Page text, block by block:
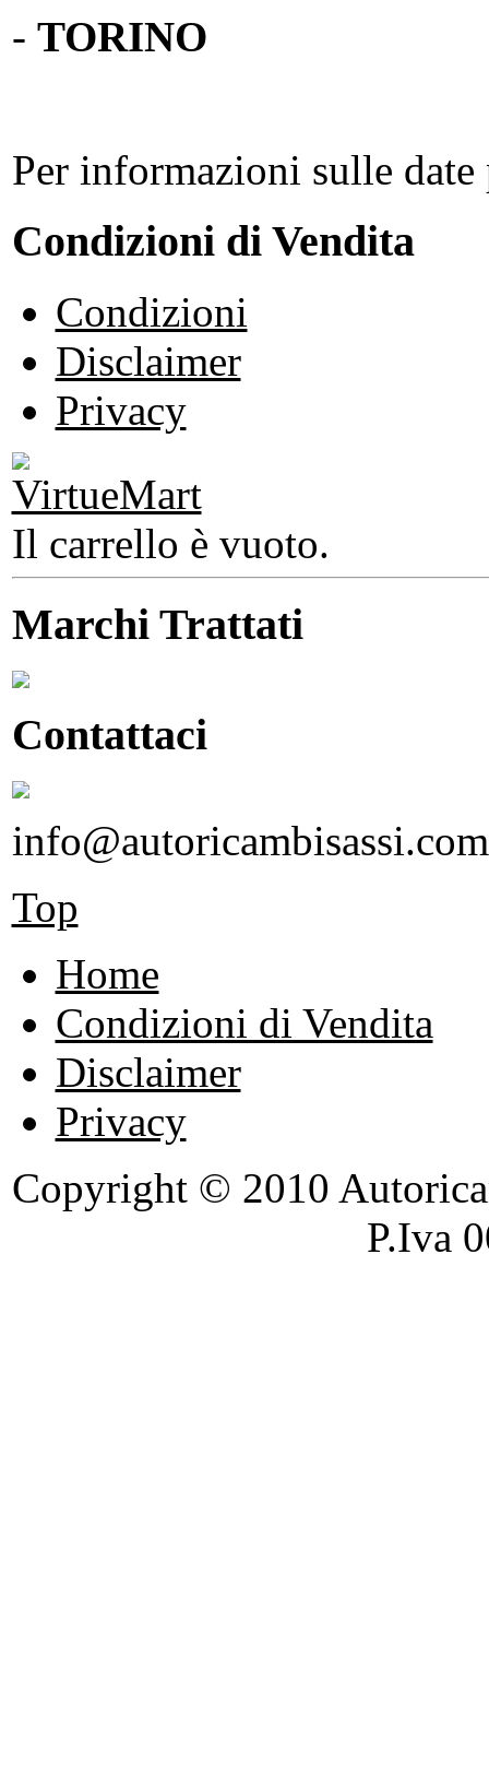
- TORINO
Per informazioni sulle
Condizioni di Vendita
Condizioni
Disclaimer
Privacy
Il carrello è vuoto.
Marchi Trattati
Contattaci
info@autoricambisassi.com
Top
Home
Condizioni di Vendita
Disclaimer
Privacy
Copyright © 2010
P.Iva